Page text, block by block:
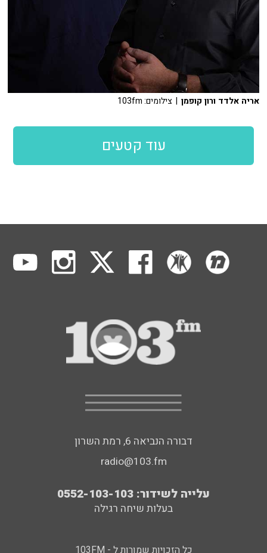
אריה אלדד ורון קופמן | צילומים: 103fm
עוד קטעים
דבורה הנביאה 6, רמת השרון
radio@103.fm
עלייה לשידור: 0552-103-103
בעלות שיחה רגילה
כל הזכויות שמורות ל - 103FM